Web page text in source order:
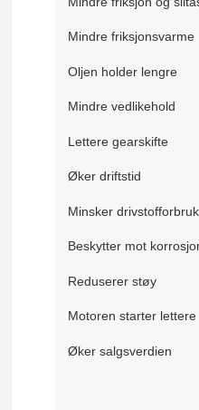
Mindre friksjonsvarme
Oljen holder lengre
Mindre vedlikehold
Lettere gearskifte
Øker driftstid
Minsker drivstofforbruk
Beskytter mot
Reduserer støy
Motoren starter lettere
Øker salgsverdien